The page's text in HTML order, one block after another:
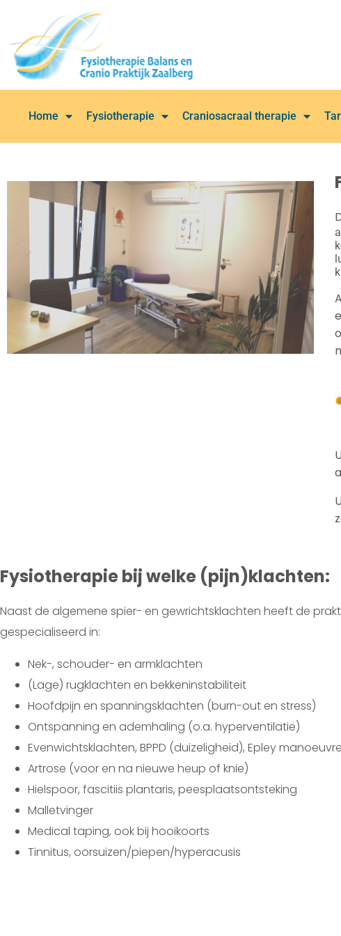
Home Fysiotherapie Craniosacraal therapie
Fysiotherapie bij welke (pijn)klachten:
Naast de algemene spier- en gewrichtsklachten heeft de
gespecialiseerd in:
Nek-, schouder- en armklachten
(Lage) rugklachten en bekkeninstabiliteit
Hoofdpijn en spanningsklachten (burn-out en stress)
Ontspanning en ademhaling (o.a. hyperventilatie)
Evenwichtsklachten, BPPD (duizeligheid), Epley manoeuvre
Artrose (voor en na nieuwe heup of knie)
Hielspoor, fascitiis plantaris, peesplaatsontsteking
Malletvinger
Medical taping, ook bij hooikoorts
Tinnitus, oorsuizen/piepen/hyperacusis